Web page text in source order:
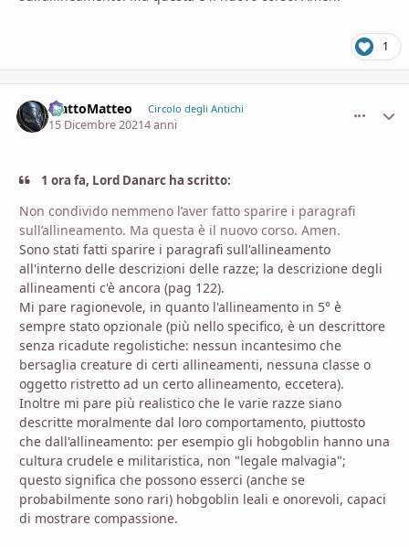
1
MattoMatteo Circolo degli Antichi
15 Dicembre 20214 anni
1 ora fa, Lord Danarc ha scritto:
Non condivido nemmeno l’aver fatto sparire i paragrafi
sull’allineamento. Ma questa è il nuovo corso. Amen.
Sono stati fatti sparire i paragrafi sull'allineamento
all'interno delle descrizioni delle razze; la descrizione degli
allineamenti c'è ancora (pag 122).
Mi pare ragionevole, in quanto l'allineamento in 5° è
sempre stato opzionale (più nello specifico, è un descrittore
senza ricadute regolistiche: nessun incantesimo che
bersaglia creature di certi allineamenti, nessuna classe o
oggetto ristretto ad un certo allineamento, eccetera).
Inoltre mi pare più realistico che le varie razze siano
descritte moralmente dal loro comportamento, piuttosto
che dall'allineamento: per esempio gli hobgoblin hanno una
cultura crudele e militaristica, non "legale malvagia";
questo significa che possono esserci (anche se
probabilmente sono rari) hobgoblin leali e onorevoli, capaci
di mostrare compassione.